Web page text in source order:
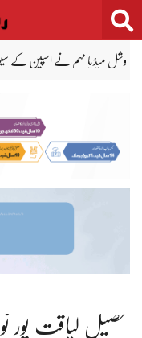
Skip
to
content
اماراتی ریاست راس الخیمہ میں
تحصیل لیاقت پور